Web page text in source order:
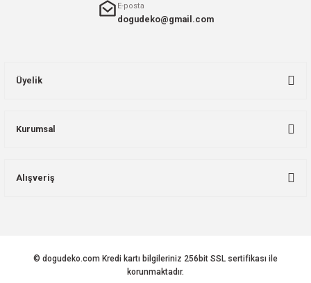
E-posta
dogudeko@gmail.com
Üyelik
Kurumsal
Alışveriş
© dogudeko.com Kredi kartı bilgileriniz 256bit SSL sertifikası ile
korunmaktadır.